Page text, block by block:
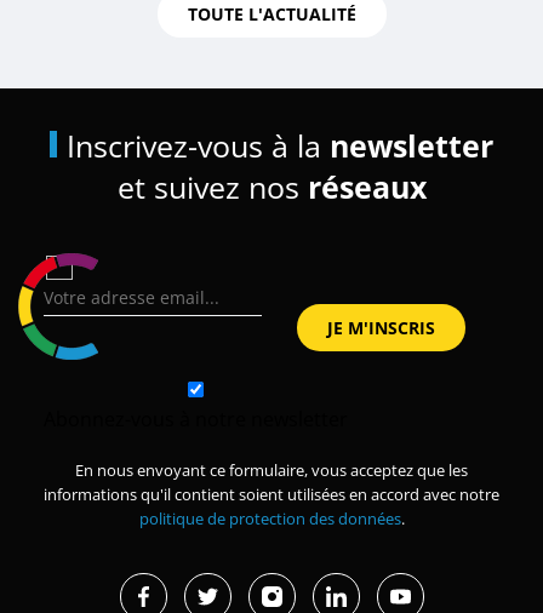
TOUTE L'ACTUALITÉ
Inscrivez-vous à la newsletter
et suivez nos réseaux
En nous envoyant ce formulaire, vous acceptez que les
informations qu'il contient soient utilisées en accord avec notre
politique de protection des données.